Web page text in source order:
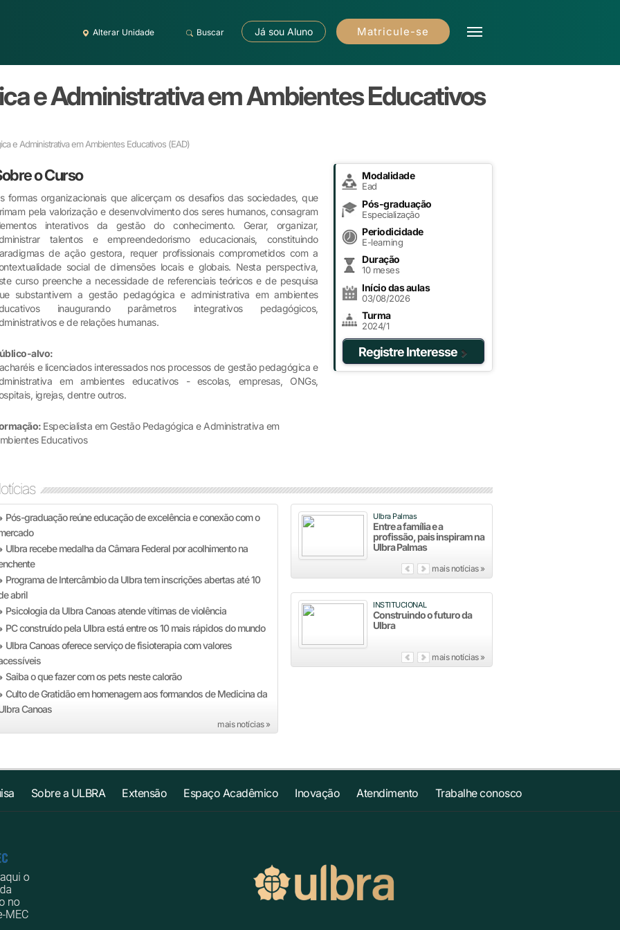
Alterar Unidade Buscar Já sou Aluno Matricule-se
e Administrativa em Ambientes Educativos
e Administrativa em Ambientes Educativos (EAD)
o Curso
formas organizacionais que alicerçam os desafios das sociedades, que
pela valorização e desenvolvimento dos seres humanos, consagram
interativos da gestão do conhecimento. Gerar, organizar,
talentos e empreendedorismo educacionais, constituindo
de ação gestora, requer profissionais comprometidos com a
social de dimensões locais e globais. Nesta perspectiva,
curso preenche a necessidade de referenciais teóricos e de pesquisa
substantivem a gestão pedagógica e administrativa em ambientes
inaugurando parâmetros integrativos pedagógicos,
e de relações humanas.
alvo:
e licenciados interessados nos processos de gestão pedagógica e
em ambientes educativos - escolas, empresas, ONGs,
igrejas, dentre outros.
Especialista em Gestão Pedagógica e Administrativa em
Educativos
Modalidade
Ead
Pós-graduação
Especialização
Periodicidade
E-learning
Duração
10 meses
Início das aulas
03/08/2026
Turma
2024/1
Registre Interesse
Pós-graduação reúne educação de excelência e conexão com o
Ulbra recebe medalha da Câmara Federal por acolhimento na
Programa de Intercâmbio da Ulbra tem inscrições abertas até 10
abril
Psicologia da Ulbra Canoas atende vítimas de violência
PC construído pela Ulbra está entre os 10 mais rápidos do mundo
Ulbra Canoas oferece serviço de fisioterapia com valores
Saiba o que fazer com os pets neste calorão
Culto de Gratidão em homenagem aos formandos de Medicina da
Canoas
mais notícias »
Ulbra Palmas
Entre a família e a
profissão, pais inspiram na
Ulbra Palmas
mais notícias »
INSTITUCIONAL
Construindo o futuro da
Ulbra
mais notícias »
Sobre a ULBRA Extensão Espaço Acadêmico Inovação Atendimento Trabalhe conosco